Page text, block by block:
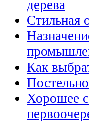
дерева
Стильная
Как
Хорошее